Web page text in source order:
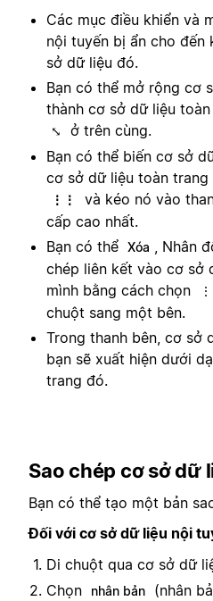
Các mục điều khiển và
nội tuyến bị ẩn cho
sở dữ liệu đó.
Bạn có thể mở rộng cơ
thành cơ sở dữ liệu
⤡
ở trên cùng.
Bạn có thể biến cơ sở
cơ sở dữ liệu toàn trang
⋮⋮
và kéo nó vào
cấp cao nhất.
Bạn có thể Xóa , Nhân
chép liên kết vào cơ sở
mình bằng cách chọn
chuột sang một bên.
Trong thanh bên, cơ sở
bạn sẽ xuất hiện dưới
trang đó.
Sao chép cơ sở dữ
Bạn có thể tạo một bản
Đối với cơ sở dữ liệu nội
Di chuột qua cơ sở dữ
Chọn
nhân bản (nhân